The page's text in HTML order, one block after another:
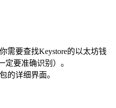
需要查找Keystore的以太坊钱
定要准确识别）。
的详细界面。